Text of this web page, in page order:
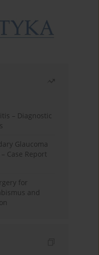
– Diagnostic
Glaucoma
Case Report
for
and